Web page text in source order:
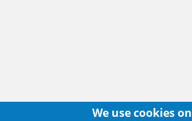
We use cookies